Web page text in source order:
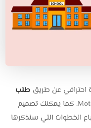
احترافي عن طريق طلب
من شركة متقن تك – MotqanTech. كما يمكنك تصميم
الخطوات التي سنذكرها